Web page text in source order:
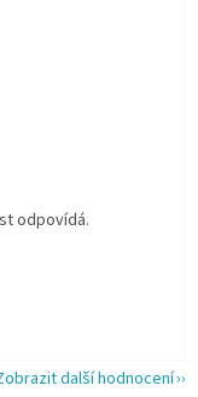
odpovídá.
další hodnocení